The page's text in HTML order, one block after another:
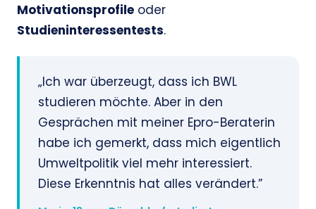
Motivationsprofile oder
Studieninteressentests.
„Ich war überzeugt, dass ich BWL
studieren möchte. Aber in den
Gesprächen mit meiner Epro-Beraterin
habe ich gemerkt, dass mich eigentlich
Umweltpolitik viel mehr interessiert.
Diese Erkenntnis hat alles verändert.”